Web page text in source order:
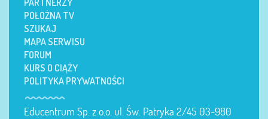
PARTNERZY
POŁOŻNA TV
SZUKAJ
MAPA SERWISU
FORUM
KURS O CIĄŻY
POLITYKA PRYWATNOŚCI
Educentrum Sp. z o.o. ul. Św. Patryka 2/45 03-980